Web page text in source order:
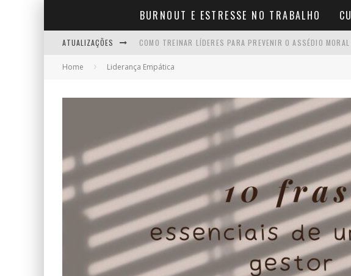
BURNOUT E ESTRESSE NO TRABALHO
ATUALIZAÇÕES COMO TREINAR LÍDERES PARA PREVENIR O ASSÉDIO
COMO CONSEGUIR AFASTAMENTO POR BURNOUT: PASSO A
EMPREENDER DEPOIS DOS 40: O QUE VOCÊ PRECISA
INSANIDADE MENTAL: SIGNIFICADO, O QUE REALMENTE
Home Liderança Empática